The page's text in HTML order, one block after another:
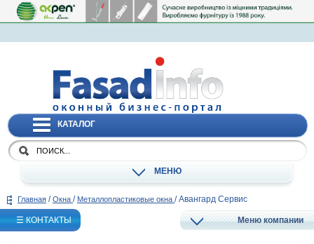
КАТАЛОГ
МЕНЮ
Главная / Окна / Металлопластиковые окна / Авангард Сервис
☰ КОНТАКТЫ Меню компании